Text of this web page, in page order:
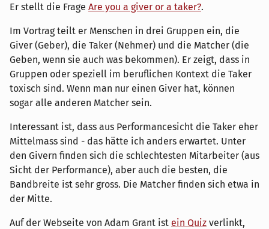
Er stellt die Frage Are you a giver or a taker?.
Im Vortrag teilt er Menschen in drei Gruppen ein, die
Giver (Geber), die Taker (Nehmer) und die Matcher (die
Geben, wenn sie auch was bekommen). Er zeigt, dass in
Gruppen oder speziell im beruflichen Kontext die Taker
toxisch sind. Wenn man nur einen Giver hat, können
sogar alle anderen Matcher sein.
Interessant ist, dass aus Performancesicht die Taker eher
Mittelmass sind - das hätte ich anders erwartet. Unter
den Givern finden sich die schlechtesten Mitarbeiter (aus
Sicht der Performance), aber auch die besten, die
Bandbreite ist sehr gross. Die Matcher finden sich etwa in
der Mitte.
Auf der Webseite von Adam Grant ist ein Quiz verlinkt,